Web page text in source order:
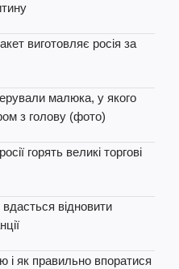
виготовляє росія за
малюка, у якого
з голову (фото)
горять великі торгові
відновити
і як правильно впоратися